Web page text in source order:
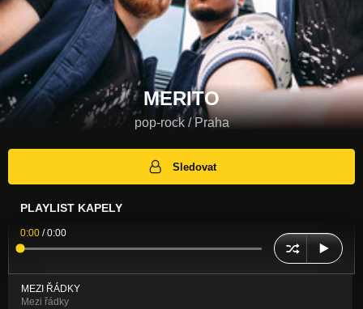
MERITO
pop-rock / Praha
Sledovat
PLAYLIST KAPELY
0:00 /0:00
MEZI ŘÁDKY
Mezi řádky